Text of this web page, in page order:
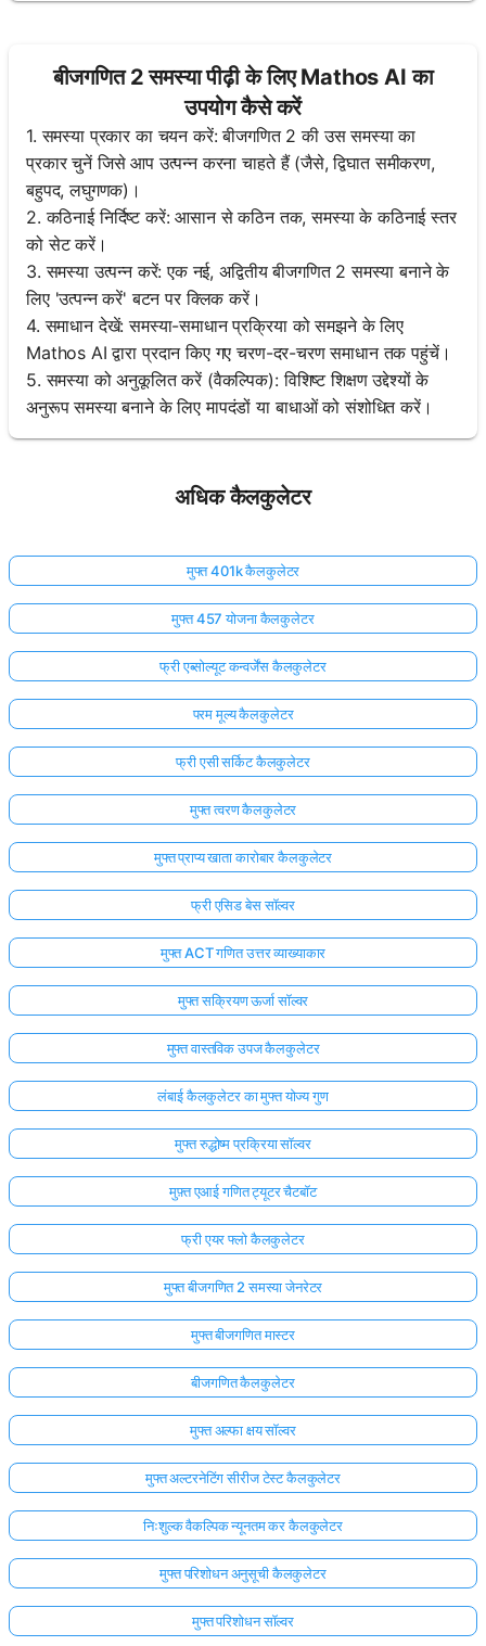
नहीं
अपना
पहला
प्रश्न
पूछें
बीजगणित 2 समस्या पीढ़ी के लिए Mathos AI का
उपयोग कैसे करें
1. समस्या प्रकार का चयन करें: बीजगणित 2 की उस समस्या का
प्रकार चुनें जिसे आप उत्पन्न करना चाहते हैं (जैसे, द्विघात समीकरण,
बहुपद, लघुगणक)।
2. कठिनाई निर्दिष्ट करें: आसान से कठिन तक, समस्या के कठिनाई स्तर
को सेट करें।
3. समस्या उत्पन्न करें: एक नई, अद्वितीय बीजगणित 2 समस्या बनाने के
लिए 'उत्पन्न करें' बटन पर क्लिक करें।
4. समाधान देखें: समस्या-समाधान प्रक्रिया को समझने के लिए
Mathos AI द्वारा प्रदान किए गए चरण-दर-चरण समाधान तक पहुंचें।
5. समस्या को अनुकूलित करें (वैकल्पिक): विशिष्ट शिक्षण उद्देश्यों के
अनुरूप समस्या बनाने के लिए मापदंडों या बाधाओं को संशोधित करें।
अधिक कैलकुलेटर
मुफ्त 401k कैलकुलेटर
मुफ्त 457 योजना कैलकुलेटर
फ्री एब्सोल्यूट कन्वर्जेंस कैलकुलेटर
परम मूल्य कैलकुलेटर
फ्री एसी सर्किट कैलकुलेटर
मुफ्त त्वरण कैलकुलेटर
मुफ्त प्राप्य खाता कारोबार कैलकुलेटर
फ्री एसिड बेस सॉल्वर
मुफ्त ACT गणित उत्तर व्याख्याकार
मुफ्त सक्रियण ऊर्जा सॉल्वर
मुफ्त वास्तविक उपज कैलकुलेटर
लंबाई कैलकुलेटर का मुफ्त योज्य गुण
मुफ्त रुद्धोष्म प्रक्रिया सॉल्वर
मुफ़्त एआई गणित ट्यूटर चैटबॉट
फ्री एयर फ्लो कैलकुलेटर
मुफ्त बीजगणित 2 समस्या जेनरेटर
मुफ्त बीजगणित मास्टर
बीजगणित कैलकुलेटर
मुफ्त अल्फा क्षय सॉल्वर
मुफ्त अल्टरनेटिंग सीरीज टेस्ट कैलकुलेटर
निःशुल्क वैकल्पिक न्यूनतम कर कैलकुलेटर
मुफ्त परिशोधन अनुसूची कैलकुलेटर
मुफ्त परिशोधन सॉल्वर